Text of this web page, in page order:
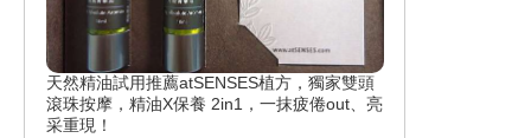
衛生棉的用量
除了是100%純棉外更是兼備透氣、排
汗、超強吸水、鎖水的功能 更是主打36
5天都能穿的
實際體驗後本來想說吸收層會有卡卡的
不舒服感
事實上一點感覺都沒有反而很舒服 甚至
天然精油試用推薦atSENSES植方，獨家雙頭
滾珠按摩，精油X保養 2in1，一抹疲倦out、亮
采重現！